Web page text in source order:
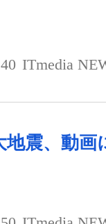
ITmedia
地震、動画